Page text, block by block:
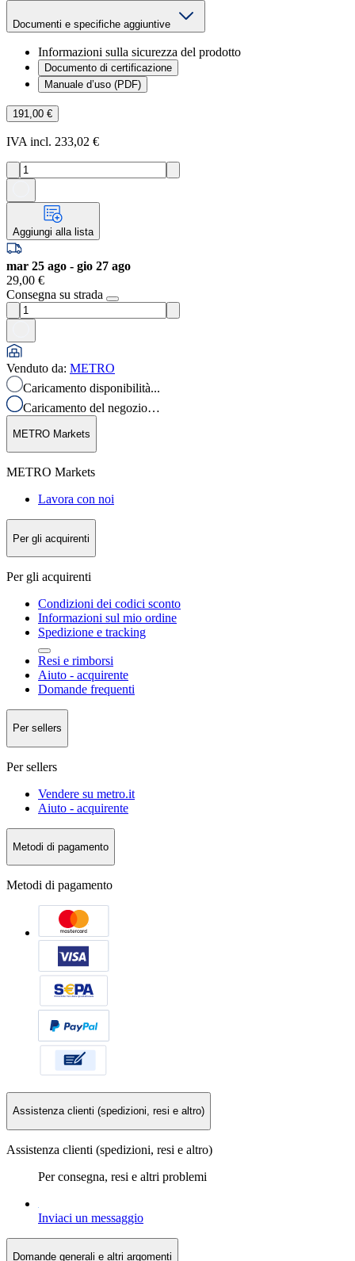
Documenti e specifiche aggiuntive
Informazioni sulla sicurezza del prodotto
Documento di certificazione
Manuale d’uso (PDF)
191,00 €
IVA incl. 233,02 €
Aggiungi alla lista
mar 25 ago - gio 27 ago
29,00 €
Consegna su strada
Venduto da: METRO
Caricamento disponibilità...
Caricamento del negozio…
METRO Markets
METRO Markets
Lavora con noi
Per gli acquirenti
Per gli acquirenti
Condizioni dei codici sconto
Informazioni sul mio ordine
Spedizione e tracking
Resi e rimborsi
Aiuto - acquirente
Domande frequenti
Per sellers
Per sellers
Vendere su metro.it
Aiuto - acquirente
Metodi di pagamento
Metodi di pagamento
Assistenza clienti (spedizioni, resi e altro)
Assistenza clienti (spedizioni, resi e altro)
Per consegna, resi e altri problemi
Inviaci un messaggio
Domande generali e altri argomenti